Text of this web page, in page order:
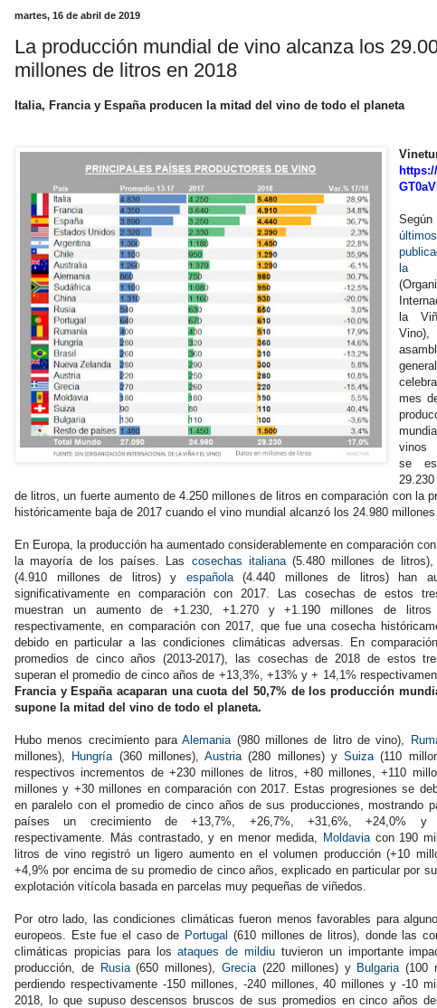
martes, 16 de abril de 2019
La producción mundial de vino alcanza los
millones de litros en 2018
Italia, Francia y España producen la mitad del vino de todo el planeta
la
la
general
mes
vinos
se
de litros, un fuerte aumento de 4.250 millones de litros en comparación con la
históricamente baja de 2017 cuando el vino mundial alcanzó los 24.980
En Europa, la producción ha aumentado considerablemente en comparación
la mayoría de los países. Las cosechas italiana(5.480 millones de litros),
(4.910 millones de litros) y española(4.440 millones de litros) han
significativamente en comparación con 2017. Las cosechas de estos
muestran un aumento de +1.230, +1.270 y +1.190 millones de
respectivamente, en comparación con 2017, que fue una cosecha
debido en particular a las condiciones climáticas adversas. En
promedios de cinco años (2013-2017), las cosechas de 2018 de estos
superan el promedio de cinco años de +13,3%, +13% y + 14,1%
Francia y España acaparan una cuota del 50,7% de los producción
supone la mitad del vino de todo el planeta.
Hubo menos crecimiento paraAlemania (980 millones de litro de vino),
millones), Hungría (360 millones),Austria (280 millones) ySuiza (110
respectivos incrementos de +230 millones de litros, +80 millones, +110
millones y +30 millones en comparación con 2017. Estas progresiones se
en paralelo con el promedio de cinco años de sus producciones, mostrando
países un crecimiento de +13,7%, +26,7%, +31,6%, +24,0% y
respectivamente. Más contrastado, y en menor medida, Moldaviacon 190
litros de vino registró un ligero aumento en el volumen producción (+10
+4,9% por encima de su promedio de cinco años, explicado en particular por
explotación vitícola basada en parcelas muy pequeñas de viñedos.
Por otro lado, las condiciones climáticas fueron menos favorables para
europeos. Este fue el caso de Portugal (610 millones de litros), donde las
climáticas propicias para losataques de mildiu tuvieron un importante
producción, de Rusia(650 millones),Grecia (220 millones) y Bulgaria (100
perdiendo respectivamente -150 millones, -240 millones, 40 millones y -10
2018, lo que supuso descensos bruscos de sus promedios en cinco años